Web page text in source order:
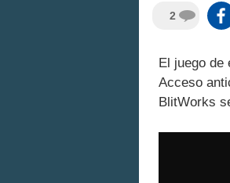
2
El juego de
Acceso
BlitWorks